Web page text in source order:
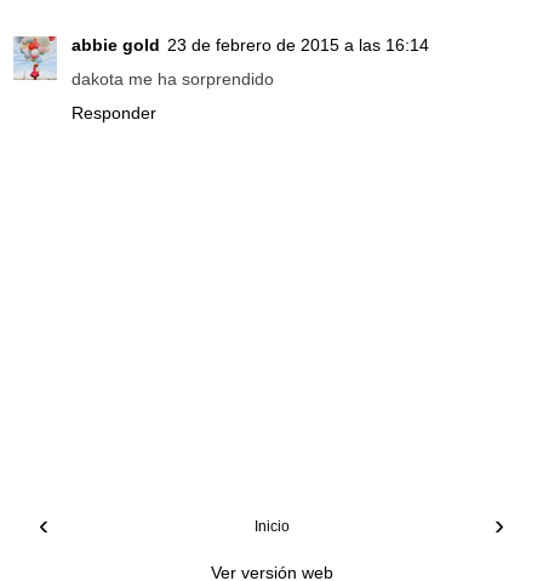
abbie gold 23 de febrero de 2015 a las 16:14
dakota me ha sorprendido
Responder
‹ ›
Inicio
Ver versión web